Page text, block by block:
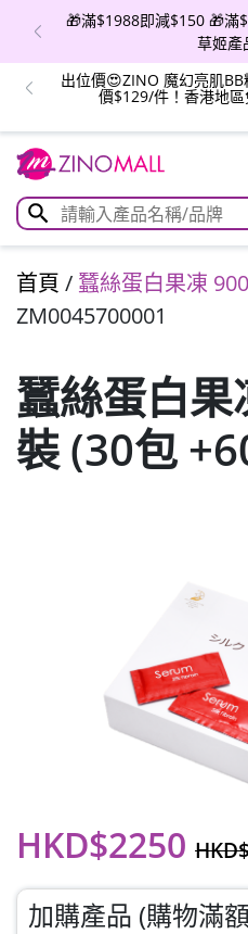
🎁滿$1988即減$150 🎁滿
草姬產
出位價😍ZINO 魔幻亮肌
價$129/件！香港地
首頁 / 蠶絲蛋白果凍
ZM0045700001
蠶絲蛋白
裝 (30包
HKD$2250
加購產品 (購物滿